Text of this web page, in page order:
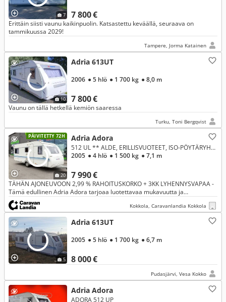
7 7 800 €
Erittäin siisti vaunu kaikinpuolin. Katsastettu keväällä, seuraava on
tammikuussa 2029!
Tampere, Jorma Katainen
10
Adria 613UT
7 800 €
2006 ● 5 hlö ● 1 700 kg ● 8,0 m
Vaunu on tällä hetkellä kemiön saaressa
Turku, Toni Bergqvist
PÄIVITETTY 72H
20
Adria Adora
7 990 €
512 UL ** ALDE, ERILLISVUOTEET, ISO-PÖYTÄRYHMÄ **
2005 ● 4 hlö ● 1 500 kg ● 7,1 m
TÄHÄN AJONEUVOON 2,99 % RAHOITUSKORKO + 3KK LYHENNYSVAPAA -
Tämä edullinen Adria Adora tarjoaa luotettavaa mukavuutta ja
reissaamisen vapautta fiksuun hintaan! Nauti helposta lomailusta ja
käytännölli
Kokkola, Caravanlandia Kokkola
5
Adria 613UT
8 000 €
2005 ● 5 hlö ● 1 700 kg ● 6,7 m
Pudasjärvi, Vesa Kokko
Adria Adora
ADORA 512 UP